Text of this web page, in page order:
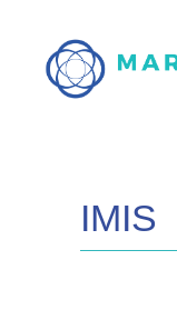
main
IMIS